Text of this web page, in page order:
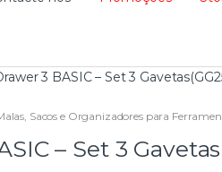
3 BASIC – Set 3
Sacos e Organizadores para
– Set 3